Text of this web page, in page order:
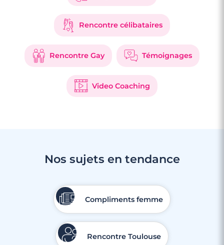
Rencontre célibataires
Rencontre Gay Témoignages
Video Coaching
Nos sujets en tendance
Compliments femme
Rencontre Toulouse